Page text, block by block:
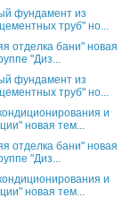
фундамент из
труб" но...
отделка бани" новая
"Диз...
фундамент из
труб" но...
и
новая тем...
отделка бани" новая
"Диз...
и
новая тем...